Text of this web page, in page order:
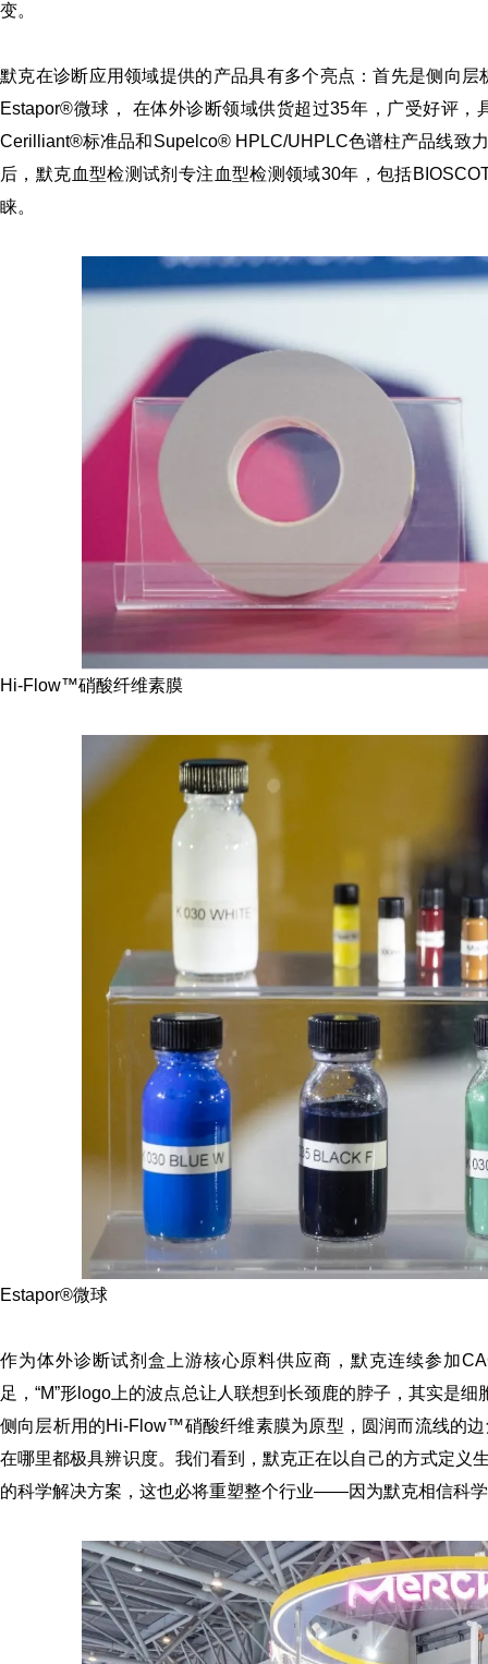
变。
默克在诊断应用领域提供的产品具有多个亮点：首先是侧向
Estapor®微球， 在体外诊断领域供货超过35年，广受好评
Cerilliant®标准品和Supelco® HPLC/UHPLC色谱柱产品线致
后，默克血型检测试剂专注血型检测领域30年，包括
睐。
Hi-Flow™硝酸纤维素膜
Estapor®微球
作为体外诊断试剂盒上游核心原料供应商，默克连续参加
足，“M”形logo上的波点总让人联想到长颈鹿的脖子，其实
侧向层析用的Hi-Flow™硝酸纤维素膜为原型，圆润而流线的
在哪里都极具辨识度。我们看到，默克正在以自己的方式定义
的科学解决方案，这也必将重塑整个行业——因为默克相信科